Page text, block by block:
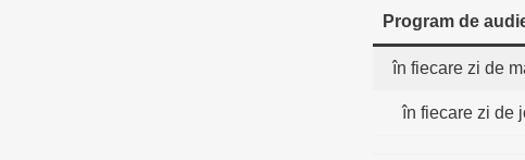
Program de
în fiecare zi de
în fiecare zi de